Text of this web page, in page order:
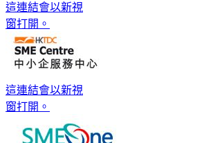
這連結會以新視
窗打開。
這連結會以新視
窗打開。